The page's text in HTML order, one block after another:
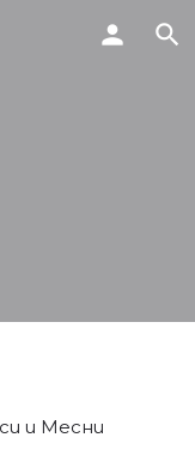
и Месни